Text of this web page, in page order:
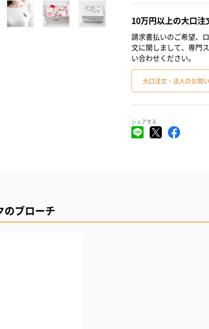
10万円以上の大口
請求書払いのご希望、
文に関しまして、専門
い合わせください。
大口注文・法人のお問
シェアする
のブローチ